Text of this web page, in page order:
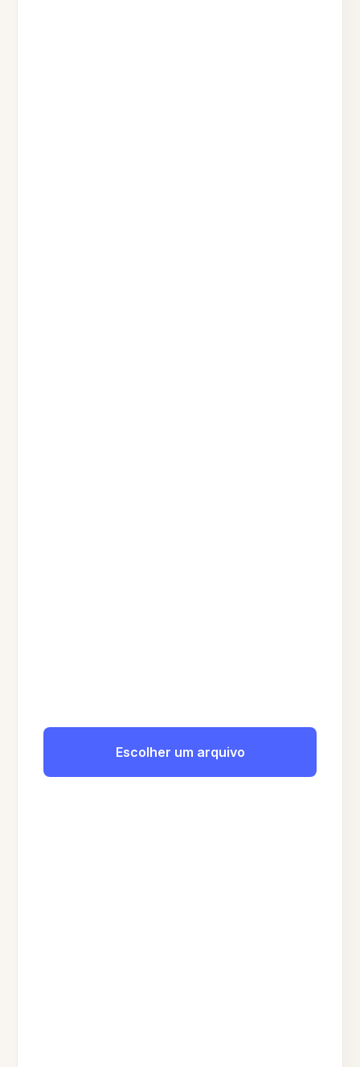
Escolher um arquivo